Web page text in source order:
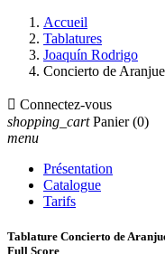
Accueil
Tablatures
Joaquín Rodrigo
Concierto de
 Connectez-vous
shopping_cart Panier (0)
menu
Présentation
Catalogue
Tarifs
Tablature Concierto de
Full Score